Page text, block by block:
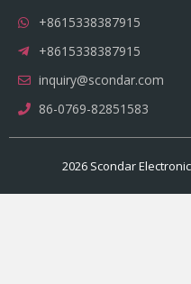
+8615338387915
+8615338387915
inquiry@scondar.com
86-0769-82851583
2026 Scondar